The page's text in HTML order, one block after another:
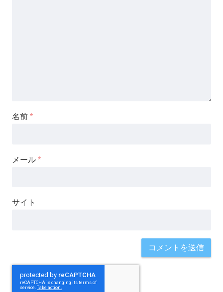
名前 *
メール *
サイト